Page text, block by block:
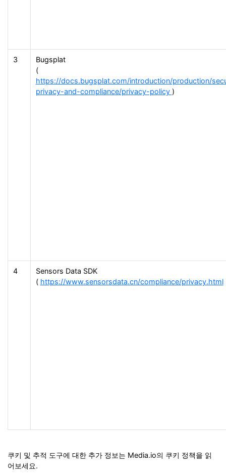
3
Bugsplat
(
https://docs.bugsplat.com/introduction/production/
privacy-and-compliance/privacy-policy )
4
Sensors Data SDK
( https://www.sensorsdata.cn/compliance/privacy.html
쿠키 및 추적 도구에 대한 추가 정보는 Media.io의 쿠키 정책을 읽
어보세요.